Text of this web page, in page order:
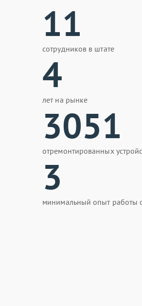
11
сотрудников в штате
4
лет на рынке
3051
отремонтированных
3
минимальный опыт работы